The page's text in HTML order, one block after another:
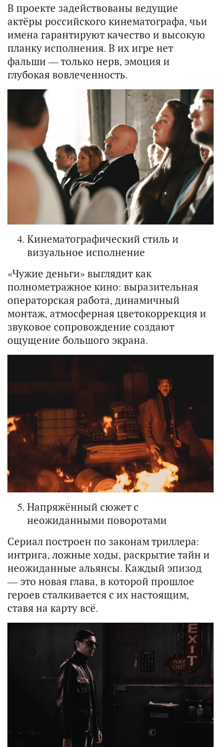
В проекте задействованы ведущие
актёры российского кинематографа, чьи
имена гарантируют качество и высокую
планку исполнения. В их игре нет
фальши — только нерв, эмоция и
глубокая вовлеченность.
Кинематографический стиль и
визуальное исполнение
«Чужие деньги» выглядит как
полнометражное кино: выразительная
операторская работа, динамичный
монтаж, атмосферная цветокоррекция и
звуковое сопровождение создают
ощущение большого экрана.
Напряжённый сюжет с
неожиданными поворотами
Сериал построен по законам триллера:
интрига, ложные ходы, раскрытие тайн и
неожиданные альянсы. Каждый эпизод
— это новая глава, в которой прошлое
героев сталкивается с их настоящим,
ставя на карту всё.